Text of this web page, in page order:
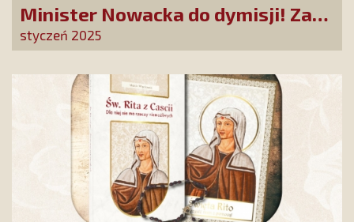
Minister Nowacka do dymisji! Za
słowa o „polskich nazistach” trzeba
ponieść konsekwencję
styczeń 2025